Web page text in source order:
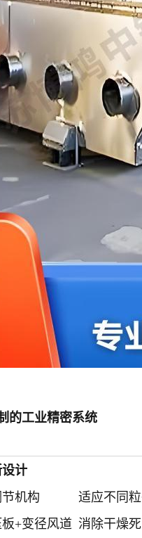
的工业精密系统
计
机构
适应不同
+变径风道 消除干燥